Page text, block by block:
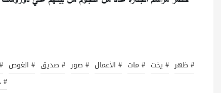
# ظهر # يخت # مات # الأعمال # صور # صديق # الغوص
#